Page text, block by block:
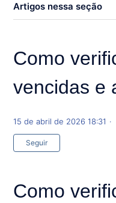
Artigos nessa seção
Como
vencidas e
15 de abril de 2026 18:31
Seguir
Como